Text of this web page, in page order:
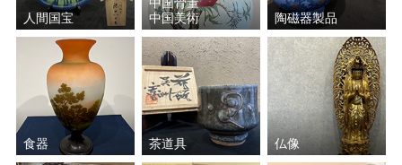
人間国宝
中国美術
陶磁器製品
食器 茶道具 仏像